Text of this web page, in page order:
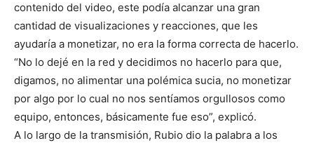
contenido del video, este podía alcanzar una gran
cantidad de visualizaciones y reacciones, que les
ayudaría a monetizar, no era la forma correcta de hacerlo.
“No lo dejé en la red y decidimos no hacerlo para que,
digamos, no alimentar una polémica sucia, no monetizar
por algo por lo cual no nos sentíamos orgullosos como
equipo, entonces, básicamente fue eso”, explicó.
A lo largo de la transmisión, Rubio dio la palabra a los